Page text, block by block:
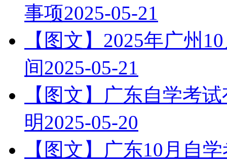
事项2025-05-21
【图文】2025年广州
间2025-05-21
【图文】广东自学考
明2025-05-20
【图文】广东10月自